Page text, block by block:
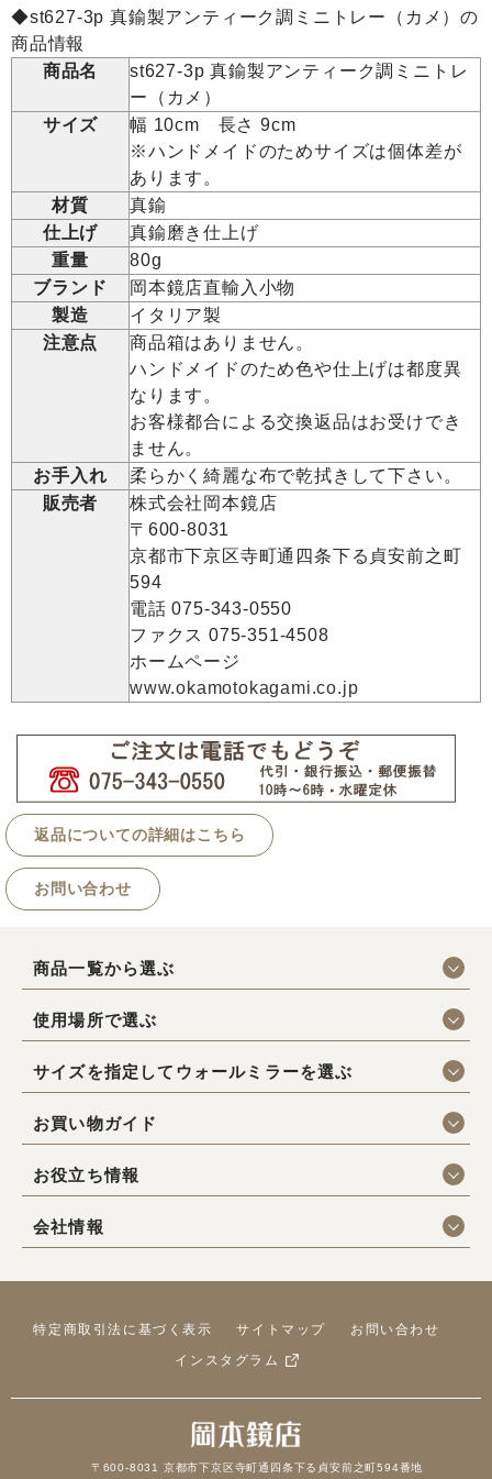
◆st627-3p 真鍮製アンティーク調ミニトレー（カメ）の
商品情報
商品名
st627-3p 真鍮製アンティーク調ミニトレ
ー（カメ）
サイズ
幅 10cm 長さ 9cm
※ハンドメイドのためサイズは個体差が
あります。
材質
真鍮
仕上げ
真鍮磨き仕上げ
重量
80g
ブランド
岡本鏡店直輸入小物
製造
イタリア製
注意点
商品箱はありません。
ハンドメイドのため色や仕上げは都度異
なります。
お客様都合による交換返品はお受けでき
ません。
お手入れ
柔らかく綺麗な布で乾拭きして下さい。
販売者
株式会社岡本鏡店
〒600-8031
京都市下京区寺町通四条下る貞安前之町
594
電話 075-343-0550
ファクス 075-351-4508
ホームページ
www.okamotokagami.co.jp
返品についての詳細はこちら
お問い合わせ
商品一覧から選ぶ
使用場所で選ぶ
サイズを指定してウォールミラーを選ぶ
お買い物ガイド
お役立ち情報
会社情報
特定商取引法に基づく表示 サイトマップ
お問い合わせ
インスタグラム
〒600-8031 京都市下京区寺町通四条下る貞安前之町594番地